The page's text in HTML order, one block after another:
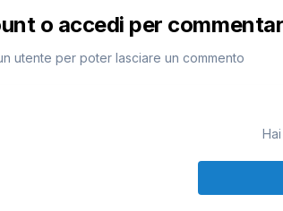
o accedi per
utente per poter lasciare un commento